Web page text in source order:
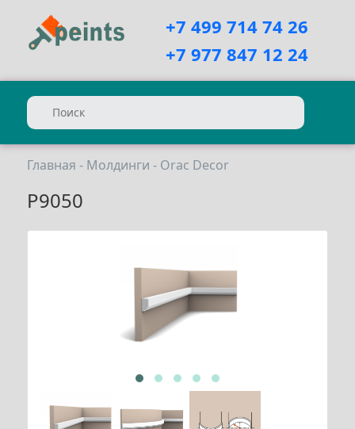
+7 499 714 74 26
+7 977 847 12 24
Главная - Молдинги - Orac Decor
P9050